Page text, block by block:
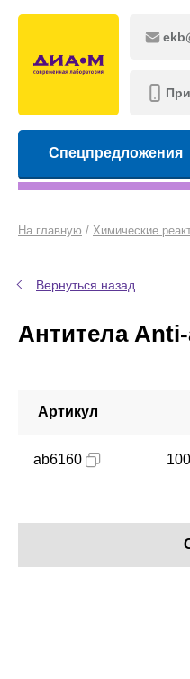
Спецпредложения
На главную / Химические
Вернуться назад
Антитела
Артикул
ab6160